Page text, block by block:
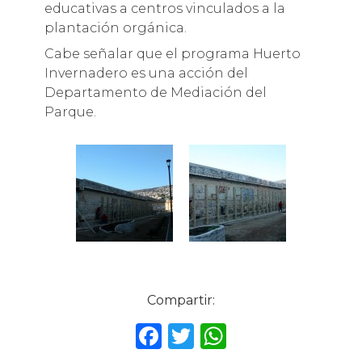
educativas a centros vinculados a la
plantación orgánica.
Cabe señalar que el programa Huerto
Invernadero es una acción del
Departamento de Mediación del
Parque.
Compartir:
F T W